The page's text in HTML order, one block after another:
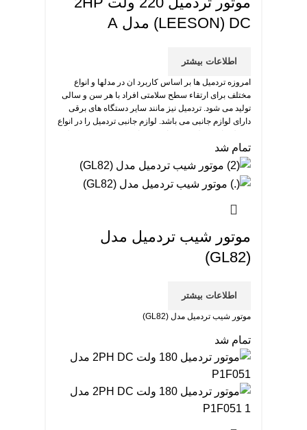
(LEESON) DC مدل A
اطلاعات بیشتر
امروزه تردمیل ها بر اساس کاربرد ان در مدلها و انواع
مختلف برای ارتقاء سطح سلامتی افراد با هر سن و سالی
تولید می شود. تردمیل نیز مانند سایر دستگاه های برقی
دارای لوازم جانبی می باشد. لوازم جانبی تردمیل را در انواع
مهم ترین بخش تردمیل است.
تمام شد
موتور شیب تردمیل مدل
(GL82)
اطلاعات بیشتر
موتور شیب تردمیل مدل (GL82)
تمام شد